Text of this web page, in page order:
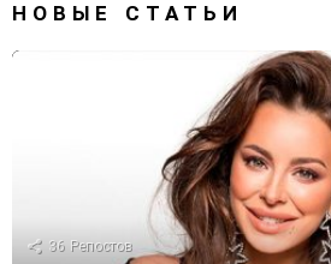
НОВЫЕ СТАТЬИ
36 Репостов